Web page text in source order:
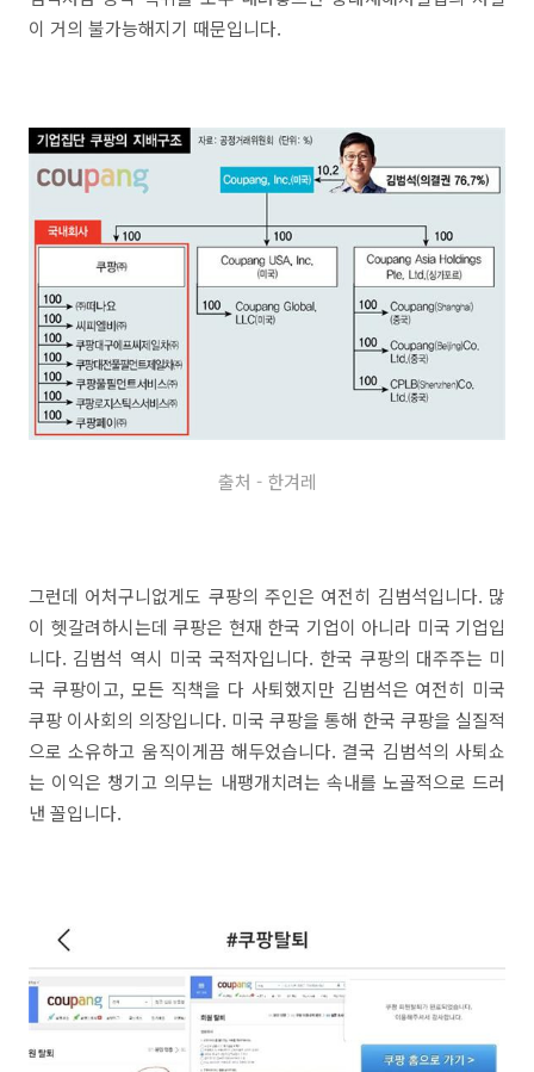
이 거의 불가능해지기 때문입니다.
출처 - 한겨레
그런데 어처구니없게도 쿠팡의 주인은 여전히 김범석입니다. 많
이 헷갈려하시는데 쿠팡은 현재 한국 기업이 아니라 미국 기업입
니다. 김범석 역시 미국 국적자입니다. 한국 쿠팡의 대주주는 미
국 쿠팡이고, 모든 직책을 다 사퇴했지만 김범석은 여전히 미국
쿠팡 이사회의 의장입니다. 미국 쿠팡을 통해 한국 쿠팡을 실질적
으로 소유하고 움직이게끔 해두었습니다. 결국 김범석의 사퇴쇼
는 이익은 챙기고 의무는 내팽개치려는 속내를 노골적으로 드러
낸 꼴입니다.